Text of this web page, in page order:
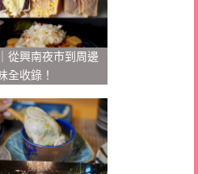
從興南夜市到周邊
全收錄！